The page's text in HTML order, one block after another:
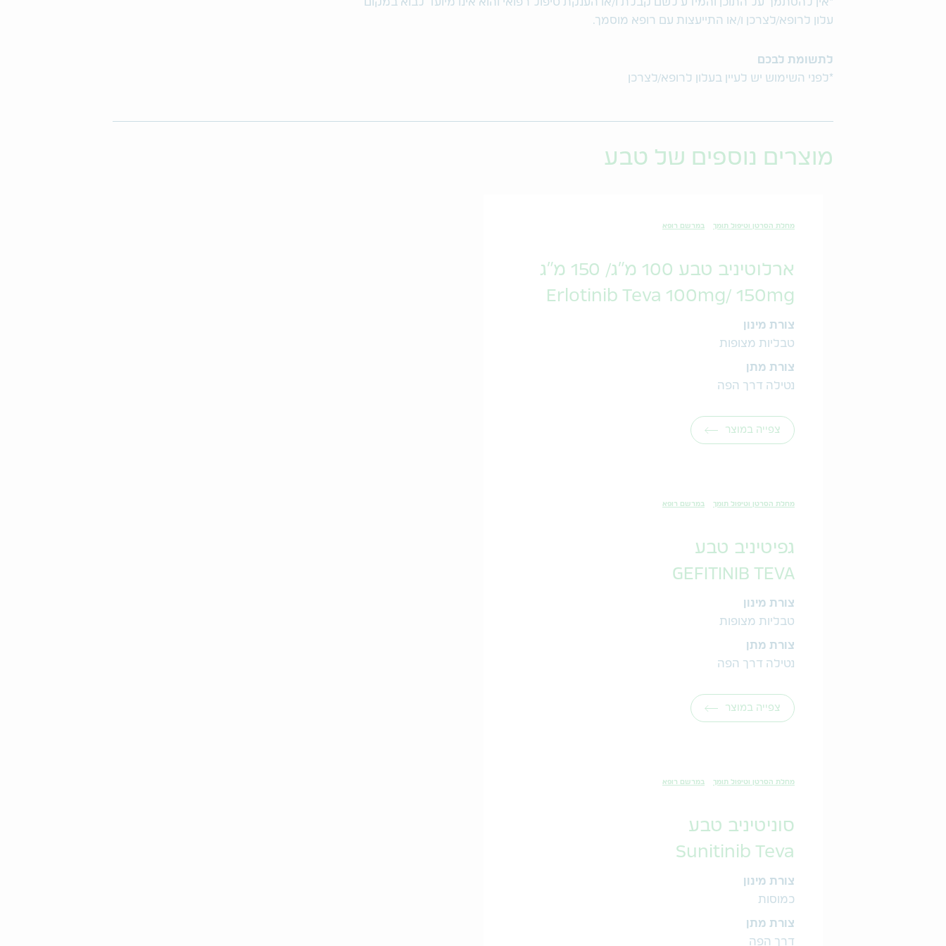
עלון לרופא/לצרכן ו/או התייעצות עם רופא מוסמך.
לתשומת לבכם
*לפני השימוש יש לעיין בעלון לרופא/לצרכן
מוצרים נוספים של טבע
מחלת הסרטן וטיפול תומך במרשם רופא
ארלוטיניב טבע 100 מ"ג/ 150 מ"ג
Erlotinib Teva 100mg/ 150mg
צורת מינון
טבליות מצופות
צורת מתן
נטילה דרך הפה
צפייה במוצר
מחלת הסרטן וטיפול תומך במרשם רופא
גפיטיניב טבע
GEFITINIB TEVA
צורת מינון
טבליות מצופות
צורת מתן
נטילה דרך הפה
צפייה במוצר
מחלת הסרטן וטיפול תומך במרשם רופא
סוניטיניב טבע
Sunitinib Teva
צורת מינון
כמוסות
צורת מתן
דרך הפה